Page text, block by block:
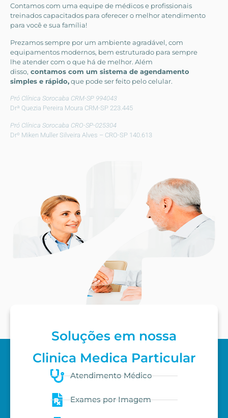
Contamos com uma equipe de médicos e profissionais
treinados capacitados para oferecer o melhor atendimento
para você e sua família!
Prezamos sempre por um ambiente agradável, com
equipamentos modernos, bem estruturado para sempre
lhe atender com o que há de melhor. Além
disso, contamos com um sistema de agendamento
simples e rápido,que pode ser feito pelo celular.
Pró Clínica Sorocaba CRM-SP 994043
Drª Quezia Pereira Moura CRM-SP 223.445
Pró Clínica Sorocaba CRO-SP-025304
Drº Miken Muller Silveira Alves – CRO-SP 140.613
Soluções em nossa
Clinica Medica Particular
Atendimento Médico
Exames por Imagem